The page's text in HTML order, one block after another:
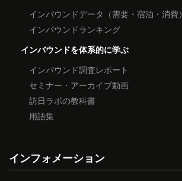
インバウンドデータ（需要・宿泊・消費）
インバウンドランキング
インバウンドを体系的に学ぶ
インバウンド調査レポート
セミナー・アーカイブ動画
訪日ラボの教科書
用語集
インフォメーション